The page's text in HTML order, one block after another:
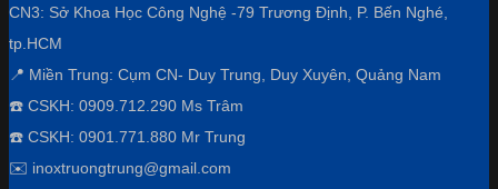
CN3: Sở Khoa Học Công Nghệ -79 Trương Định, P. Bến Nghé,
tp.HCM
📍 Miền Trung: Cụm CN- Duy Trung, Duy Xuyên, Quảng Nam
☎️ CSKH: 0909.712.290 Ms Trâm
☎️ CSKH: 0901.771.880 Mr Trung
✉️ inoxtruongtrung@gmail.com